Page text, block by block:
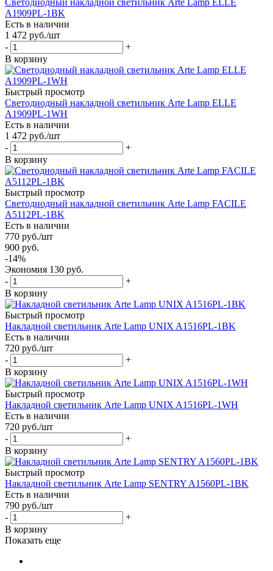
A1909PL-1BK
Есть в наличии
1 472 руб./шт
-
+
В корзину
Быстрый просмотр
Светодиодный накладной светильник Arte Lamp ELLE
A1909PL-1WH
Есть в наличии
1 472 руб./шт
-
+
В корзину
Быстрый просмотр
Светодиодный накладной светильник Arte Lamp FACILE
A5112PL-1BK
Есть в наличии
770 руб./шт
900 руб.
-14%
Экономия 130 руб.
-
+
В корзину
Быстрый просмотр
Накладной светильник Arte Lamp UNIX A1516PL-1BK
Есть в наличии
720 руб./шт
-
+
В корзину
Быстрый просмотр
Накладной светильник Arte Lamp UNIX A1516PL-1WH
Есть в наличии
720 руб./шт
-
+
В корзину
Быстрый просмотр
Накладной светильник Arte Lamp SENTRY A1560PL-1BK
Есть в наличии
790 руб./шт
-
+
В корзину
Показать еще